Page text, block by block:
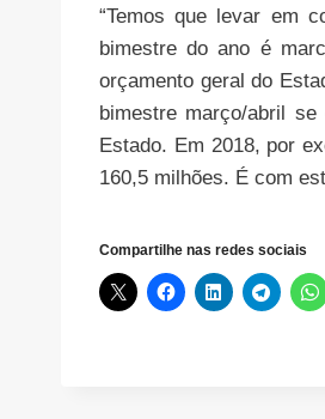
“Temos que levar em
bimestre do ano é
orçamento geral do
bimestre março/abril
Estado. Em 2018, por
160,5 milhões. É com
Compartilhe nas redes sociais